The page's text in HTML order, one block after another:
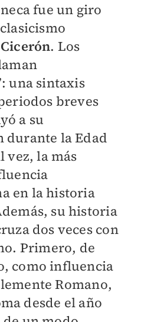
fue un giro
Cicerón. Los
una sintaxis
breves
a su
durante la Edad
vez, la más
en la historia
su historia
dos veces con
Primero, de
como influencia
Romano,
desde el año